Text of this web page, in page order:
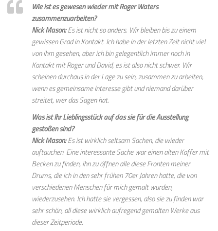
Wie ist es gewesen wieder mit Roger Waters
zusammenzuarbeiten?
Nick Mason:Es ist nicht so anders. Wir bleiben bis zu einem
gewissen Grad in Kontakt. Ich habe in der letzten Zeit nicht viel
von ihm gesehen, aber ich bin gelegentlich immer noch in
Kontakt mit Roger und David, es ist also nicht schwer. Wir
scheinen durchaus in der Lage zu sein, zusammen zu arbeiten,
wenn es gemeinsame Interesse gibt und niemand darüber
streitet, wer das Sagen hat.
Was ist Ihr Lieblingsstück auf das sie für die Ausstellung
gestoßen sind?
Nick Mason:Es ist wirklich seltsam Sachen, die wieder
auftauchen. Eine interessante Sache war einen alten Koffer mit
Becken zu finden, ihn zu öffnen alle diese Fronten meiner
Drums, die ich in den sehr frühen 70er Jahren hatte, die von
verschiedenen Menschen für mich gemalt wurden,
wiederzusehen. Ich hatte sie vergessen, also sie zu finden war
sehr schön, all diese wirklich aufregend gemalten Werke aus
dieser Zeitperiode.